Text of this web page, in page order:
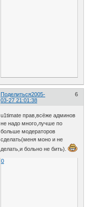
Поделиться 6
2005-
03-27 21:01:38
u1timate прав,всёже админов
не надо много,лучше по
больше модераторов
сделать(меня моно и не
делать,и больно не бить).
0